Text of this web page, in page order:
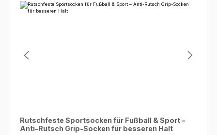
Bildergalerie überspringen
Rutschfeste Sportsocken für Fußball & Sport –
Anti-Rutsch Grip-Socken für besseren Halt